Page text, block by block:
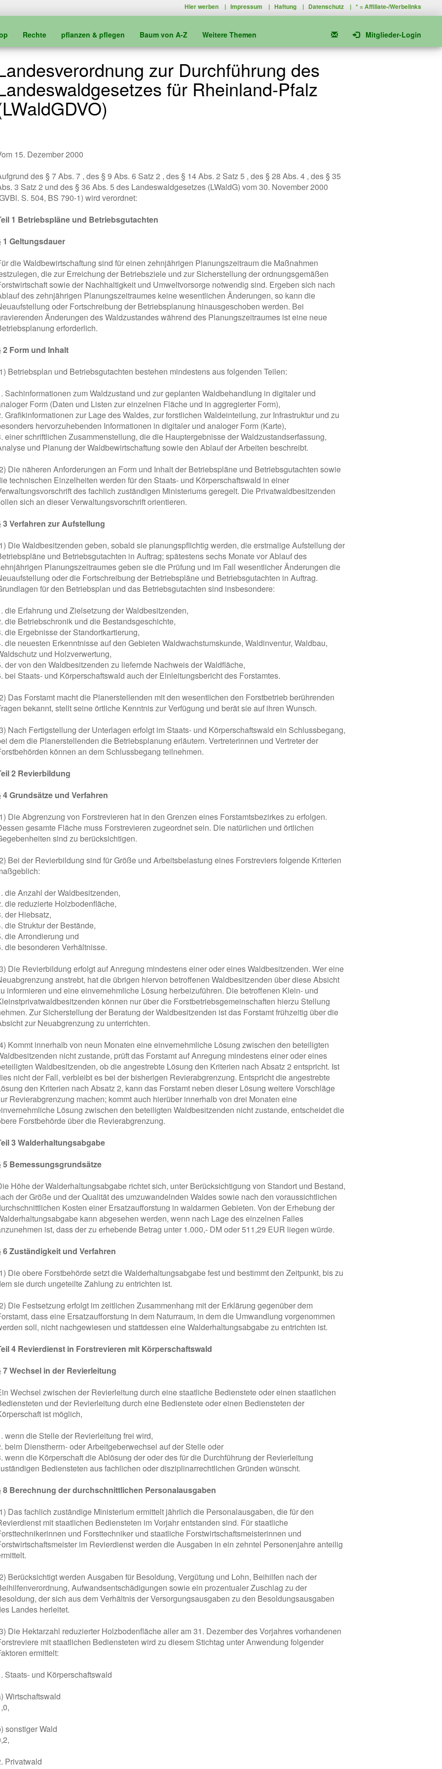
Hier werben |Impressum |Haftung | Datenschutz | * =Affiliate-/Werbelinks
Rechte pflanzen & pflegen Baum von A-Z Weitere Themen Mitglieder-Login
zur Durchführung des
für Rheinland-Pfalz
15. Dezember 2000
des § 7 Abs. 7 , des § 9 Abs. 6 Satz 2 , des § 14 Abs. 2 Satz 5 , des § 28 Abs. 4 , des § 35
3 Satz 2 und des § 36 Abs. 5 des Landeswaldgesetzes (LWaldG) vom 30. November 2000
S. 504, BS 790-1) wird verordnet:
1 Betriebspläne und Betriebsgutachten
1 Geltungsdauer
die Waldbewirtschaftung sind für einen zehnjährigen Planungszeitraum die Maßnahmen
die zur Erreichung der Betriebsziele und zur Sicherstellung der ordnungsgemäßen
sowie der Nachhaltigkeit und Umweltvorsorge notwendig sind. Ergeben sich nach
des zehnjährigen Planungszeitraumes keine wesentlichen Änderungen, so kann die
oder Fortschreibung der Betriebsplanung hinausgeschoben werden. Bei
Änderungen des Waldzustandes während des Planungszeitraumes ist eine neue
erforderlich.
2 Form und Inhalt
Betriebsplan und Betriebsgutachten bestehen mindestens aus folgenden Teilen:
Sachinformationen zum Waldzustand und zur geplanten Waldbehandlung in digitaler und
Form (Daten und Listen zur einzelnen Fläche und in aggregierter Form),
Grafikinformationen zur Lage des Waldes, zur forstlichen Waldeinteilung, zur Infrastruktur und zu
hervorzuhebenden Informationen in digitaler und analoger Form (Karte),
einer schriftlichen Zusammenstellung, die die Hauptergebnisse der Waldzustandserfassung,
und Planung der Waldbewirtschaftung sowie den Ablauf der Arbeiten beschreibt.
Die näheren Anforderungen an Form und Inhalt der Betriebspläne und Betriebsgutachten sowie
technischen Einzelheiten werden für den Staats- und Körperschaftswald in einer
des fachlich zuständigen Ministeriums geregelt. Die Privatwaldbesitzenden
sich an dieser Verwaltungsvorschrift orientieren.
3 Verfahren zur Aufstellung
Die Waldbesitzenden geben, sobald sie planungspflichtig werden, die erstmalige Aufstellung der
und Betriebsgutachten in Auftrag; spätestens sechs Monate vor Ablauf des
Planungszeitraumes geben sie die Prüfung und im Fall wesentlicher Änderungen die
oder die Fortschreibung der Betriebspläne und Betriebsgutachten in Auftrag.
für den Betriebsplan und das Betriebsgutachten sind insbesondere:
die Erfahrung und Zielsetzung der Waldbesitzenden,
die Betriebschronik und die Bestandsgeschichte,
die Ergebnisse der Standortkartierung,
die neuesten Erkenntnisse auf den Gebieten Waldwachstumskunde, Waldinventur, Waldbau,
und Holzverwertung,
der von den Waldbesitzenden zu liefernde Nachweis der Waldfläche,
bei Staats- und Körperschaftswald auch der Einleitungsbericht des Forstamtes.
Das Forstamt macht die Planerstellenden mit den wesentlichen den Forstbetrieb berührenden
bekannt, stellt seine örtliche Kenntnis zur Verfügung und berät sie auf ihren Wunsch.
Nach Fertigstellung der Unterlagen erfolgt im Staats- und Körperschaftswald ein Schlussbegang,
dem die Planerstellenden die Betriebsplanung erläutern. Vertreterinnen und Vertreter der
können an dem Schlussbegang teilnehmen.
2 Revierbildung
4 Grundsätze und Verfahren
Die Abgrenzung von Forstrevieren hat in den Grenzen eines Forstamtsbezirkes zu erfolgen.
gesamte Fläche muss Forstrevieren zugeordnet sein. Die natürlichen und örtlichen
sind zu berücksichtigen.
Bei der Revierbildung sind für Größe und Arbeitsbelastung eines Forstreviers folgende Kriterien
die Anzahl der Waldbesitzenden,
die reduzierte Holzbodenfläche,
der Hiebsatz,
die Struktur der Bestände,
die Arrondierung und
die besonderen Verhältnisse.
Die Revierbildung erfolgt auf Anregung mindestens einer oder eines Waldbesitzenden. Wer eine
anstrebt, hat die übrigen hiervon betroffenen Waldbesitzenden über diese Absicht
informieren und eine einvernehmliche Lösung herbeizuführen. Die betroffenen Klein- und
können nur über die Forstbetriebsgemeinschaften hierzu Stellung
Zur Sicherstellung der Beratung der Waldbesitzenden ist das Forstamt frühzeitig über die
zur Neuabgrenzung zu unterrichten.
Kommt innerhalb von neun Monaten eine einvernehmliche Lösung zwischen den beteiligten
nicht zustande, prüft das Forstamt auf Anregung mindestens einer oder eines
Waldbesitzenden, ob die angestrebte Lösung den Kriterien nach Absatz 2 entspricht. Ist
nicht der Fall, verbleibt es bei der bisherigen Revierabgrenzung. Entspricht die angestrebte
den Kriterien nach Absatz 2, kann das Forstamt neben dieser Lösung weitere Vorschläge
Revierabgrenzung machen; kommt auch hierüber innerhalb von drei Monaten eine
Lösung zwischen den beteiligten Waldbesitzenden nicht zustande, entscheidet die
Forstbehörde über die Revierabgrenzung.
3 Walderhaltungsabgabe
5 Bemessungsgrundsätze
Höhe der Walderhaltungsabgabe richtet sich, unter Berücksichtigung von Standort und Bestand,
der Größe und der Qualität des umzuwandelnden Waldes sowie nach den voraussichtlichen
Kosten einer Ersatzaufforstung in waldarmen Gebieten. Von der Erhebung der
kann abgesehen werden, wenn nach Lage des einzelnen Falles
ist, dass der zu erhebende Betrag unter 1.000,- DM oder 511,29 EUR liegen würde.
6 Zuständigkeit und Verfahren
Die obere Forstbehörde setzt die Walderhaltungsabgabe fest und bestimmt den Zeitpunkt, bis zu
sie durch ungeteilte Zahlung zu entrichten ist.
Die Festsetzung erfolgt im zeitlichen Zusammenhang mit der Erklärung gegenüber dem
dass eine Ersatzaufforstung in dem Naturraum, in dem die Umwandlung vorgenommen
soll, nicht nachgewiesen und stattdessen eine Walderhaltungsabgabe zu entrichten ist.
4 Revierdienst in Forstrevieren mit Körperschaftswald
7 Wechsel in der Revierleitung
Wechsel zwischen der Revierleitung durch eine staatliche Bedienstete oder einen staatlichen
und der Revierleitung durch eine Bedienstete oder einen Bediensteten der
ist möglich,
wenn die Stelle der Revierleitung frei wird,
beim Dienstherrn- oder Arbeitgeberwechsel auf der Stelle oder
wenn die Körperschaft die Ablösung der oder des für die Durchführung der Revierleitung
Bediensteten aus fachlichen oder disziplinarrechtlichen Gründen wünscht.
8 Berechnung der durchschnittlichen Personalausgaben
Das fachlich zuständige Ministerium ermittelt jährlich die Personalausgaben, die für den
mit staatlichen Bediensteten im Vorjahr entstanden sind. Für staatliche
und Forsttechniker und staatliche Forstwirtschaftsmeisterinnen und
im Revierdienst werden die Ausgaben in ein zehntel Personenjahre anteilig
Berücksichtigt werden Ausgaben für Besoldung, Vergütung und Lohn, Beihilfen nach der
Aufwandsentschädigungen sowie ein prozentualer Zuschlag zu der
der sich aus dem Verhältnis der Versorgungsausgaben zu den Besoldungsausgaben
Landes herleitet.
Die Hektarzahl reduzierter Holzbodenfläche aller am 31. Dezember des Vorjahres vorhandenen
mit staatlichen Bediensteten wird zu diesem Stichtag unter Anwendung folgender
ermittelt:
Staats- und Körperschaftswald
Wirtschaftswald
sonstiger Wald
Privatwald